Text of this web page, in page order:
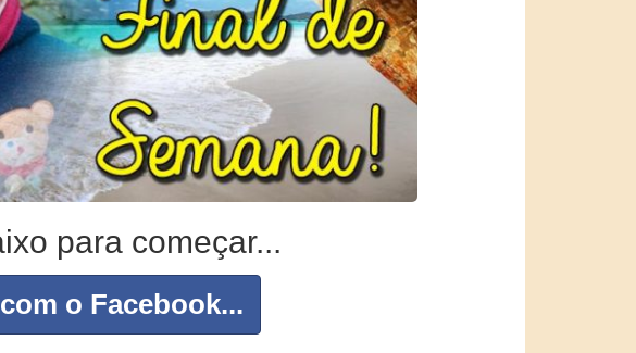
para começar...
o Facebook...